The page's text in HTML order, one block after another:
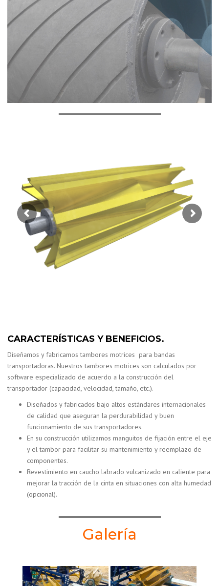
CARACTERÍSTICAS Y BENEFICIOS.
Diseñamos y fabricamos tambores motrices para bandas
transportadoras. Nuestros tambores motrices son calculados por
software especializado de acuerdo a la construcción del
transportador (capacidad, velocidad, tamaño, etc.).
Diseñados y fabricados bajo altos estándares internacionales
de calidad que aseguran la perdurabilidad y buen
funcionamiento de sus transportadores.
En su construcción utilizamos manguitos de fijación entre el eje
y el tambor para facilitar su mantenimiento y reemplazo de
componentes.
Revestimiento en caucho labrado vulcanizado en caliente para
mejorar la tracción de la cinta en situaciones con alta humedad
(opcional).
Galería